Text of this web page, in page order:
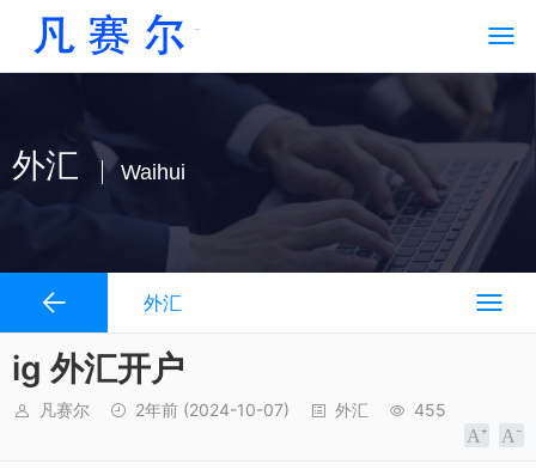
外汇 Waihui
外汇
ig 外汇开户
凡赛尔 2年前 (2024-10-07) 外汇 455